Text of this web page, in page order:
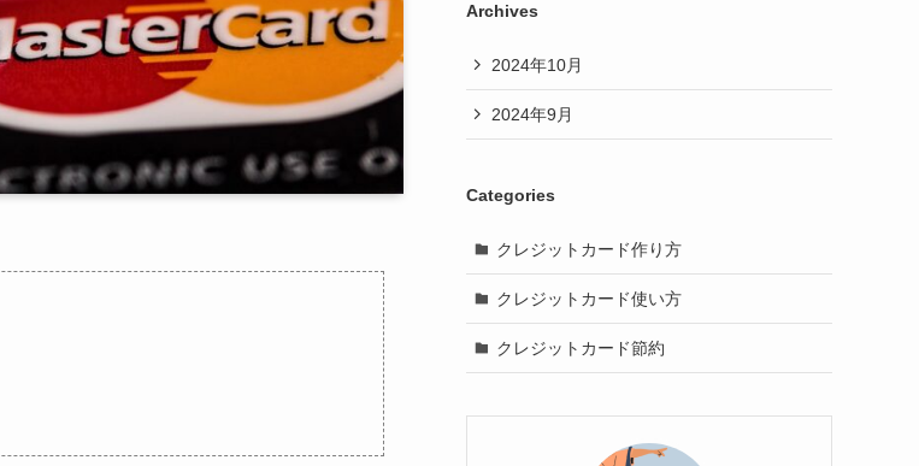
Archives
2024年10月
2024年9月
Categories
クレジットカード作り方
クレジットカード使い方
クレジットカード節約